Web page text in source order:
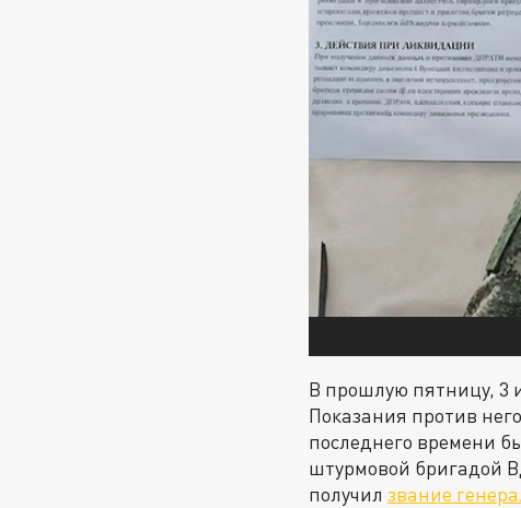
В прошлую пятницу, 3
Показания против
последнего времени
штурмовой бригадой
получил звание